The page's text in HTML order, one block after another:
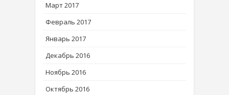
Март 2017
Февраль 2017
Январь 2017
Декабрь 2016
Ноябрь 2016
Октябрь 2016